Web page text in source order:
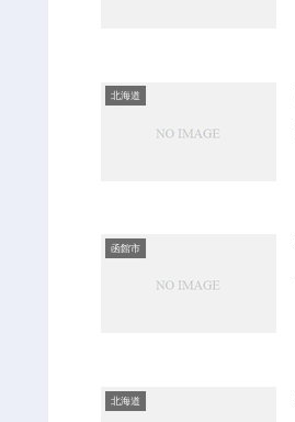
北海道
函館市
北海道